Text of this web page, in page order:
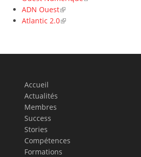
ADN Ouest
Atlantic 2.0
Accueil
Actualités
Membres
Success
Stories
Compétences
Formations